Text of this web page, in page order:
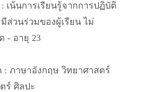
: เน้นการเรียนรู้จากการปฏิบัติ
ส่วนร่วมของผู้เรียน ไม่
- อายุ 23
: ภาษาอังกฤษ วิทยาศาสตร์
ร์ ศิลปะ